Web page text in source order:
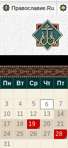
Православие.Ru
Пн Вт Ср Чт Пт
3
4 5 6 7
10
11 12 13 14
17
18 19 20 21
24
25 26 27 28
31